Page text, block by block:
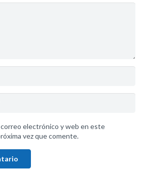
electrónico y web en este
vez que comente.